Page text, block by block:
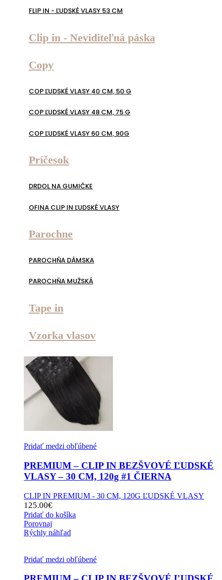
FLIP IN - ĽUDSKÉ VLASY 53 CM
Clip in - Neviditeľná páska
Copy
COP ĽUDSKÉ VLASY 40 CM, 50 G
COP ĽUDSKÉ VLASY 48 CM, 75 G
COP ĽUDSKÉ VLASY 60 CM, 90G
Príčesok
DRDOL NA GUMIČKE
OFINA CLIP IN ĽUDSKÉ VLASY
Parochne
PAROCHŇA DÁMSKA
PAROCHŇA MUŽSKÁ
Tape in
Vzorka vlasov
Pridať medzi obľúbené
PREMIUM – CLIP IN BEZŠVOVÉ ĽUDSKÉ
VLASY – 30 CM, 120g #1 ČIERNA
CLIP IN PREMIUM - 30 CM, 120G ĽUDSKÉ VLASY
125.00€
Pridať do košíka
Porovnaj
Rýchly náhľad
Pridať medzi obľúbené